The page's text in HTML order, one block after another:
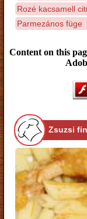
Rozé kacsamell
Parmezános füge
Content on this
Zsuzsi